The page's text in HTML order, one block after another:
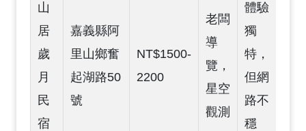
山
居
歲
月
民
宿
嘉義縣阿
里山鄉奮
起湖路50
號
NT$1500-
2200
老闆
導
覽，
星空
觀測
體驗
獨
特，
但網
路不
穩